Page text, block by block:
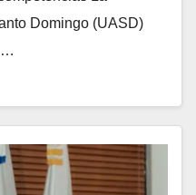
Domingo (UASD)